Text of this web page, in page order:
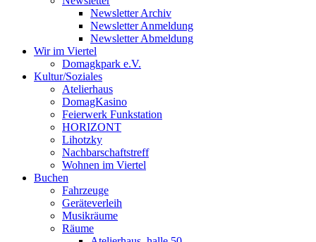
Newsletter Archiv
Newsletter Anmeldung
Newsletter Abmeldung
Wir im Viertel
Domagkpark e.V.
Kultur/Soziales
Atelierhaus
DomagKasino
Feierwerk Funkstation
HORIZONT
Lihotzky
Nachbarschaftstreff
Wohnen im Viertel
Buchen
Fahrzeuge
Geräteverleih
Musikräume
Räume